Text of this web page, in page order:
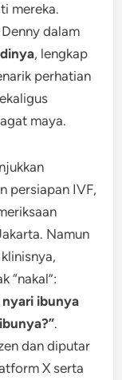
mereka.
dalam
, lengkap
perhatian
maya.
persiapan IVF,
Namun
“nakal”:
nyari ibunya
.
dan diputar
X serta